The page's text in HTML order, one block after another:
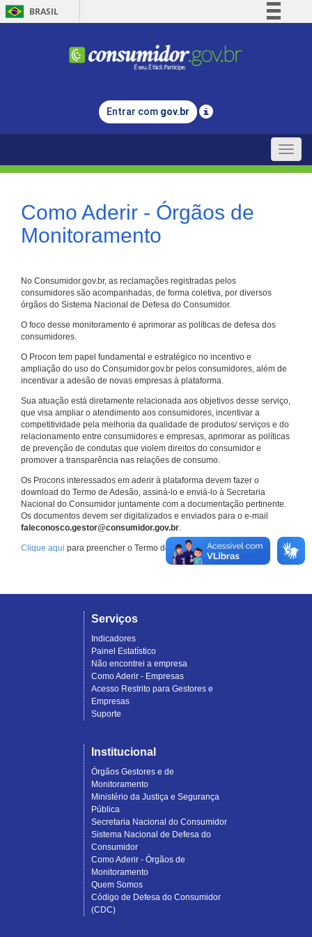
BRASIL
Comunica BR
Legislação
Entrar com gov.br
Toggle
Como Aderir - Órgãos de
Monitoramento
No Consumidor.gov.br, as reclamações registradas pelos
consumidores são acompanhadas, de forma coletiva, por diversos
órgãos do Sistema Nacional de Defesa do Consumidor.
O foco desse monitoramento é aprimorar as políticas de defesa dos
consumidores.
O Procon tem papel fundamental e estratégico no incentivo e
ampliação do uso do Consumidor.gov.br pelos consumidores, além de
incentivar a adesão de novas empresas à plataforma.
Sua atuação está diretamente relacionada aos objetivos desse serviço,
que visa ampliar o atendimento aos consumidores, incentivar a
competitividade pela melhoria da qualidade de produtos/ serviços e do
relacionamento entre consumidores e empresas, aprimorar as políticas
de prevenção de condutas que violem direitos do consumidor e
promover a transparência nas relações de consumo.
Os Procons interessados em aderir à plataforma devem fazer o
download do Termo de Adesão, assiná-lo e enviá-lo à Secretaria
Nacional do Consumidor juntamente com a documentação pertinente.
Os documentos devem ser digitalizados e enviados para o e-mail
faleconosco.gestor@consumidor.gov.br.
Clique aqui para preencher o Termo de Adesão.
Serviços
Indicadores
Painel Estatístico
Não encontrei a empresa
Como Aderir - Empresas
Acesso Restrito para Gestores e
Empresas
Suporte
Institucional
Órgãos Gestores e de
Monitoramento
Ministério da Justiça e Segurança
Pública
Secretaria Nacional do Consumidor
Sistema Nacional de Defesa do
Consumidor
Como Aderir - Órgãos de
Monitoramento
Quem Somos
Código de Defesa do Consumidor
(CDC)